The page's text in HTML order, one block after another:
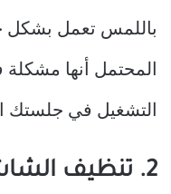
باللمس تعمل بشكل
المحتمل أنها
التشغيل في جلستك
2. تنظيف الشاشة وتجفيفها